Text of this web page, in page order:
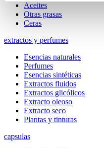
Aceites
Otras grasas
Ceras
extractos y perfumes
Esencias naturales
Perfumes
Esencias sintéticas
Extractos fluidos
Extractos glicólicos
Extracto oleoso
Extracto seco
Plantas y tinturas
capsulas